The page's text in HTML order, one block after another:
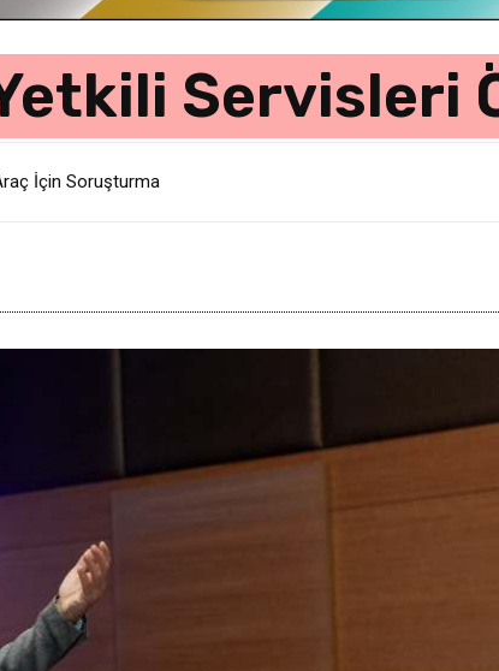
Yetkili Servisleri
İçin Soruşturma